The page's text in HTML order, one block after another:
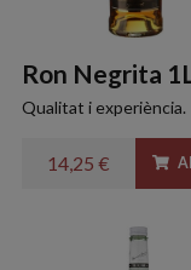
Ron Negrita
Qualitat i experiència.
14,25 €